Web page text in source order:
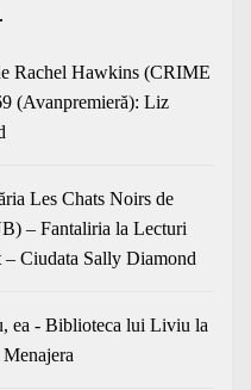
Rachel Hawkins (CRIME
(Avanpremieră): Liz
Les Chats Noirs de
– Fantaliria la Lecturi
Ciudata Sally Diamond
ea - Biblioteca lui Liviu la